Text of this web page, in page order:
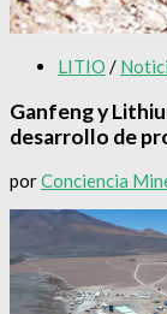
LITIO /
Ganfeng y
desarrollo de
porConciencia